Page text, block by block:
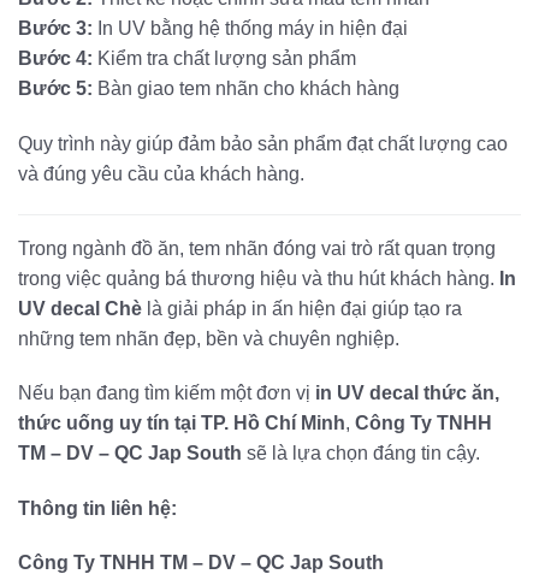
Bước 3: In UV bằng hệ thống máy in hiện đại
Bước 4: Kiểm tra chất lượng sản phẩm
Bước 5: Bàn giao tem nhãn cho khách hàng
Quy trình này giúp đảm bảo sản phẩm đạt chất lượng cao
và đúng yêu cầu của khách hàng.
Trong ngành đồ ăn, tem nhãn đóng vai trò rất quan trọng
trong việc quảng bá thương hiệu và thu hút khách hàng. In
UV decal Chè là giải pháp in ấn hiện đại giúp tạo ra
những tem nhãn đẹp, bền và chuyên nghiệp.
Nếu bạn đang tìm kiếm một đơn vị in UV decal thức ăn,
thức uống uy tín tại TP. Hồ Chí Minh, Công Ty TNHH
TM – DV – QC Jap South sẽ là lựa chọn đáng tin cậy.
Thông tin liên hệ:
Công Ty TNHH TM – DV – QC Jap South